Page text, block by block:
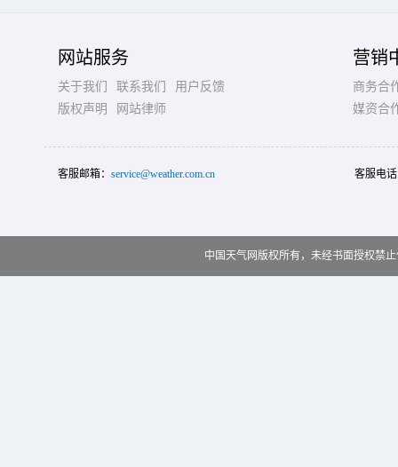
网站服务
关于我们 联系我们
用户反馈
版权声明
网站律师
营销
商务合
媒资合
客服邮箱： service@weather.com.cn 客服电
中国天气网版权所有，未经书面授权